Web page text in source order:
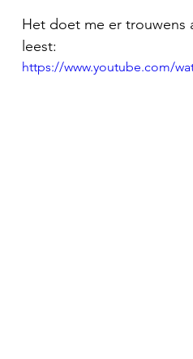
Het doet me er trouwens
leest:
https://www.youtube.com/